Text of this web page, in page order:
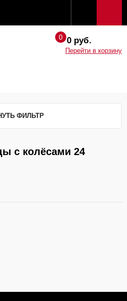
0 руб.
Перейти в корзину
ФИЛЬТР
с колёсами 24